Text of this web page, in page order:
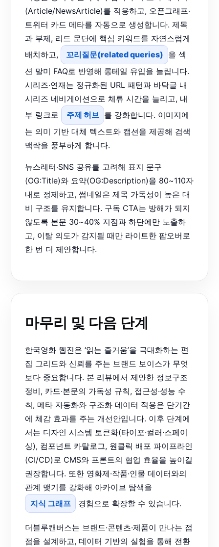
(Article/NewsArticle)를 적용하고, 오픈그래프·
트위터 카드 메타를 자동으로 생성합니다. 제목
과 부제, 리드 문단에 핵심 키워드를 자연스럽게
배치하고,
꼬리질문(related queries) 을 섹
션 말미 FAQ로 반영해 롱테일 유입을 늘립니다.
시리즈·연재는 정규화된 URL 패턴과 바닥글 내
시리즈 네비게이션으로 체류 시간을 늘리고, 내
부 링크로
주제 허브 를 강화합니다. 이미지에
는 의미 기반 대체 텍스트와 캡션을 제공해 검색
맥락을 풍부하게 합니다.
뉴스레터·SNS 공유를 고려해 표지 문구
(OG:Title)와 요약(OG:Description)을 80~110자
내로 정제하고, 썸네일은 제목 가독성이 높은 대
비 구조를 유지합니다. 구독 CTA는 방해가 되지
않도록 본문 30~40% 지점과 하단에만 노출하
고, 이탈 의도가 감지될 때만 라이트한 팝오버로
한 번 더 제안합니다.
마무리 및 다음 단계
한국영화 웹진은 ‘읽는 즐거움’을 극대화하는 편
집 그리드와 신뢰를 주는 브랜드 보이스가 무엇
보다 중요합니다. 본 리뷰에서 제안한 정보구조
정비, 카드·본문의 가독성 규칙, 접근성·성능 수
칙, 메타 자동화와 구조화 데이터 적용은 단기간
에 체감 효과를 주는 개선안입니다. 이후 단계에
서는 디자인 시스템 토큰화(타이포·컬러·스페이
싱), 컴포넌트 카탈로그, 원클릭 배포 파이프라인
(CI/CD)로 CMS와 프론트의 협업 효율을 높이길
권장합니다. 또한 영화제·작품·인물 데이터와의
관계 맺기를 강화해 아카이브 탐색을
지식 그래프
경험으로 확장할 수 있습니다.
더블루캔버스는 브랜드·콘텐츠·제품이 만나는 접
점을 설계하고, 데이터 기반의 실험을 통해 전환